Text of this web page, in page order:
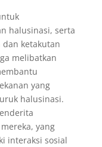
halusinasi, serta
dan ketakutan
melibatkan
yang
halusinasi.
yang
interaksi sosial